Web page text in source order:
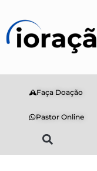
Faça Doação
Pastor Online